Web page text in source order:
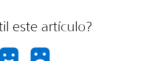
este artículo?